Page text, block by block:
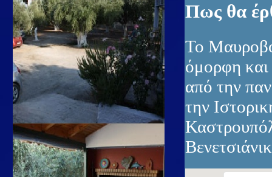
Πως θα
Το
όμορφη
από την
την